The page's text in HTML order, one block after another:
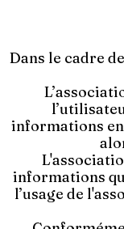
Dans le cadre
informations
informations
l’usage de